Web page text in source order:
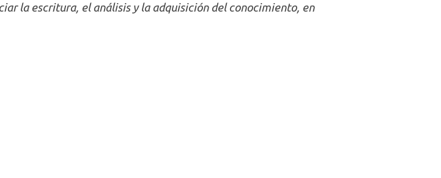
la escritura, el análisis y la adquisición del conocimiento, en